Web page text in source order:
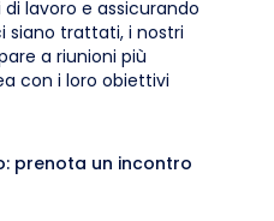
lavoro e assicurando
siano trattati, i nostri
a riunioni più
con i loro obiettivi
prenota un incontro